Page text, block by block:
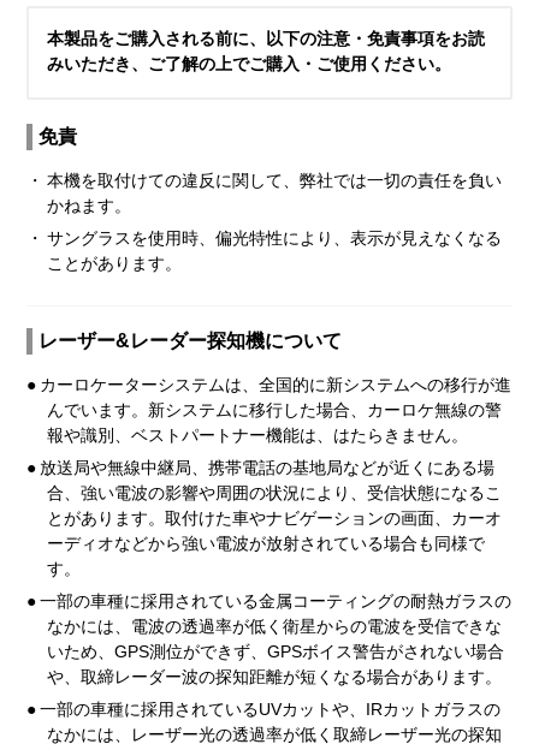
本製品をご購入される前に、以下の注意・免責事項をお読
みいただき、ご了解の上でご購入・ご使用ください。
免責
・ 本機を取付けての違反に関して、弊社では一切の責任を負い
かねます。
・ サングラスを使用時、偏光特性により、表示が見えなくなる
ことがあります。
レーザー&レーダー探知機について
● カーロケーターシステムは、全国的に新システムへの移行が進
んでいます。新システムに移行した場合、カーロケ無線の警
報や識別、ベストパートナー機能は、はたらきません。
●放送局や無線中継局、携帯電話の基地局などが近くにある場
合、強い電波の影響や周囲の状況により、受信状態になるこ
とがあります。取付けた車やナビゲーションの画面、カーオ
ーディオなどから強い電波が放射されている場合も同様で
す。
●一部の車種に採用されている金属コーティングの耐熱ガラスの
なかには、電波の透過率が低く衛星からの電波を受信できな
いため、GPS測位ができず、GPSボイス警告がされない場合
や、取締レーダー波の探知距離が短くなる場合があります。
●一部の車種に採用されているUVカットや、IRカットガラスの
なかには、レーザー光の透過率が低く取締レーザー光の探知